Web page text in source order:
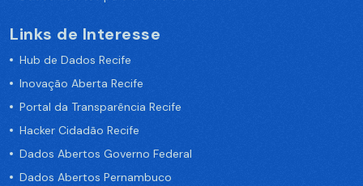
Links de Interesse
Hub de Dados Recife
Inovação Aberta Recife
Portal da Transparência Recife
Hacker Cidadão Recife
Dados Abertos Governo Federal
Dados Abertos Pernambuco